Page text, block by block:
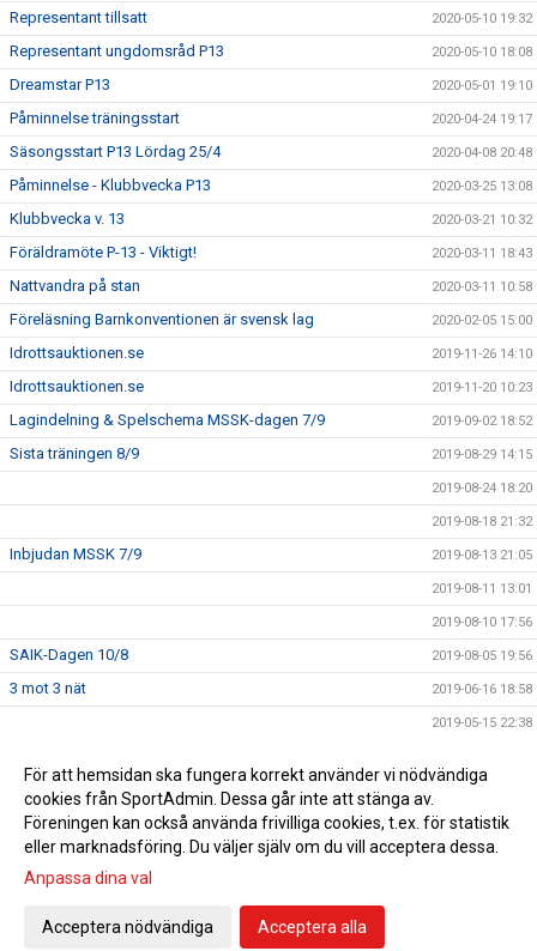
Representant tillsatt 2020-05-10 19:32
Representant ungdomsråd P13 2020-05-10 18:08
Dreamstar P13 2020-05-01 19:10
Påminnelse träningsstart 2020-04-24 19:17
Säsongsstart P13 Lördag 25/4 2020-04-08 20:48
Påminnelse - Klubbvecka P13 2020-03-25 13:08
Klubbvecka v. 13 2020-03-21 10:32
Föräldramöte P-13 - Viktigt! 2020-03-11 18:43
Nattvandra på stan 2020-03-11 10:58
Föreläsning Barnkonventionen är svensk lag 2020-02-05 15:00
Idrottsauktionen.se 2019-11-26 14:10
Idrottsauktionen.se 2019-11-20 10:23
Lagindelning & Spelschema MSSK-dagen 7/9 2019-09-02 18:52
Sista träningen 8/9 2019-08-29 14:15
2019-08-24 18:20
2019-08-18 21:32
Inbjudan MSSK 7/9 2019-08-13 21:05
2019-08-11 13:01
2019-08-10 17:56
SAIK-Dagen 10/8 2019-08-05 19:56
3 mot 3 nät 2019-06-16 18:58
2019-05-15 22:38
Vi hälsar alla barn födda 2013 och deras föräldrar
välkomna till Piteå IF FF.
Gå till Webbversion
För att hemsidan ska fungera korrekt använder vi nödvändiga
cookies från SportAdmin. Dessa går inte att stänga av.
Föreningen kan också använda frivilliga cookies, t.ex. för statistik
eller marknadsföring. Du väljer själv om du vill acceptera dessa.
Anpassa dina val
Acceptera nödvändiga Acceptera alla